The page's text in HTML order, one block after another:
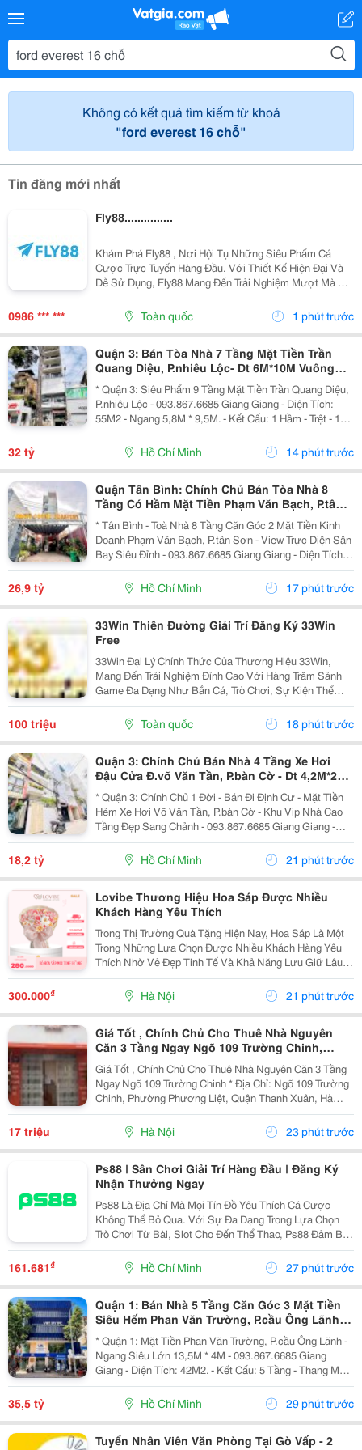
Không có kết quả tìm kiếm từ khoá
"ford everest 16 chỗ"
Tin đăng mới nhất
Fly88...............
Khám Phá Fly88 , Nơi Hội Tụ Những Siêu Phẩm Cá
Cược Trực Tuyến Hàng Đầu. Với Thiết Kế Hiện Đại Và
Dễ Sử Dụng, Fly88 Mang Đến Trải Nghiệm Mượt Mà Dù
Bạn Chơi Trên Điện Thoại Hay Máy Tính. Điểm Tựa
Niềm Tin Của Người Chơi Nằm Ở Hệ Thống Thanh
Toán Rõ...
0986 *** *** Toàn quốc 1 phút trước
Quận 3: Bán Tòa Nhà 7 Tầng Mặt Tiền Trần
Quang Diệu, P.nhiêu Lộc- Dt 6M*10M Vuông
Đẹp- Nhà 2 Mt Thoáng- Chính Chủ Chào Giá
Chỉ 32T
* Quận 3: Siêu Phẩm 9 Tầng Mặt Tiền Trần Quang Diệu,
P.nhiêu Lộc - 093.867.6685 Giang Giang - Diện Tích:
55M2 - Ngang 5,8M * 9,5M. - Kết Cấu: 1 Hầm - Trệt - 1
Lửng - 5 Tầng - Sân Thượng - Thang Máy. + Tầng Hầm:
Kinh Doanh Giặt Sấy. + Tầng Trệt -...
32 tỷ Hồ Chí Minh 14 phút trước
Quận Tân Bình: Chính Chủ Bán Tòa Nhà 8
Tầng Có Hầm Mặt Tiền Phạm Văn Bạch, P.tân
Sơn- View Trực Diện Ngắm Máy Bay Đỉnh- Dt
* Tân Bình - Toà Nhà 8 Tầng Căn Góc 2 Mặt Tiền Kinh
Doanh Phạm Văn Bạch, P.tân Sơn - View Trực Diện Sân
Bay Siêu Đỉnh - 093.867.6685 Giang Giang - Diện Tích:
88,4M2 - Ngang 7,5M * 21M. - Kết Cấu: 1 Hầm - 1 Lửng -
6 Tầng - Sân Thượng - Thang Máy...
26,9 tỷ Hồ Chí Minh 17 phút trước
33Win Thiên Đường Giải Trí Đăng Ký 33Win
Free
33Win Đại Lý Chính Thức Của Thương Hiệu 33Win,
Mang Đến Trải Nghiệm Đỉnh Cao Với Hàng Trăm Sảnh
Game Đa Dạng Như Bắn Cá, Trò Chơi, Sự Kiện Thể
Thao, Xổ Số, Game Bài Và Hơn Thế Nữa. Người Chơi
Còn Nhận Được Nhiều Ưu Đãi Hấp Dẫn Và Phần
Thưởng Giá Trị....
100 triệu Toàn quốc 18 phút trước
Quận 3: Chính Chủ Bán Nhà 4 Tầng Xe Hơi
Đậu Cửa Đ.võ Văn Tần, P.bàn Cờ - Dt 4,2M*22M
Sh Vuông Đẹp - Giá Chào Tốt Chỉ 18,2T-
* Quận 3: Chính Chủ 1 Đời - Bán Đi Định Cư - Mặt Tiền
Hẻm Xe Hơi Võ Văn Tần, P.bàn Cờ - Khu Vip Nhà Cao
Tầng Đẹp Sang Chảnh - 093.867.6685 Giang Giang -
Diện Tích: 82M2 - Ngang 3,8M Nở Hậu 4,2M * 22M. -
Kết Cấu: 4 Tầng - Sân Thượng - 4Pn - 5Wc. -...
18,2 tỷ Hồ Chí Minh 21 phút trước
Lovibe Thương Hiệu Hoa Sáp Được Nhiều
Khách Hàng Yêu Thích
Trong Thị Trường Quà Tặng Hiện Nay, Hoa Sáp Là Một
Trong Những Lựa Chọn Được Nhiều Khách Hàng Yêu
Thích Nhờ Vẻ Đẹp Tinh Tế Và Khả Năng Lưu Giữ Lâu
Dài. Trong Số Những Thương Hiệu Nổi Bật, Lovibe
Đang Dần Trở Thành Cái Tên Được Nhiều Người Lựa
Chọn...
300.000₫ Hà Nội 21 phút trước
Giá Tốt , Chính Chủ Cho Thuê Nhà Nguyên
Căn 3 Tầng Ngay Ngõ 109 Trường Chinh,
Thanh Xuân, Hà Nội
Giá Tốt , Chính Chủ Cho Thuê Nhà Nguyên Căn 3 Tầng
Ngay Ngõ 109 Trường Chinh * Địa Chỉ: Ngõ 109 Trường
Chinh, Phường Phương Liệt, Quận Thanh Xuân, Hà
Nội. - Nhà Nằm Tại Vị Trí Đẹp, Đường Ô Tô Tránh,
Thuận Tiện Vừa Ở Vừa Kinh Doanh Hoặc Làm Văn...
17 triệu Hà Nội 23 phút trước
Ps88 | Sân Chơi Giải Trí Hàng Đầu | Đăng Ký
Nhận Thưởng Ngay
Ps88 Là Địa Chỉ Mà Mọi Tín Đồ Yêu Thích Cá Cược
Không Thể Bỏ Qua. Với Sự Đa Dạng Trong Lựa Chọn
Trò Chơi Từ Bài, Slot Cho Đến Thể Thao, Ps88 Đảm Bảo
Mang Đến Những Giây Phút Thư Giãn Đầy Thú Vị Cho
Người Chơi. Chúng Tôi Cam Kết Cung Cấp Dịch Vụ
Chăm...
161.681₫ Hồ Chí Minh 27 phút trước
Quận 1: Bán Nhà 5 Tầng Căn Góc 3 Mặt Tiền
Siêu Hếm Phan Văn Trường, P.cầu Ông Lãnh-
Dt 13M*4M- Chính Chủ Chào Giá Tốt
* Quận 1: Mặt Tiền Phan Văn Trường, P.cầu Ông Lãnh -
Ngang Siêu Lớn 13,5M * 4M - 093.867.6685 Giang
Giang - Diện Tích: 42M2. - Kết Cấu: 5 Tầng - Thang Máy
- Từ Lầu 2 Xây Vươn Ban Công Ra Rộng 4,5M - Các
Tầng Đều Thiết Kế Làm Vp Cty. - Đang Sẵn...
35,5 tỷ Hồ Chí Minh 29 phút trước
Tuyển Nhân Viên Văn Phòng Tại Gò Vấp - 2